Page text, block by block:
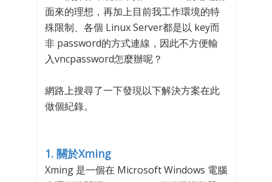
面來的理想，再加上目前我工作環境的特
殊限制、各個 Linux Server都是以 key而
非 password的方式連線，因此不方便輸
入vncpassword怎麼辦呢？
網路上搜尋了一下發現以下解決方案在此
做個紀錄。
1. 關於Xming
Xming 是一個在 Microsoft Windows 電腦